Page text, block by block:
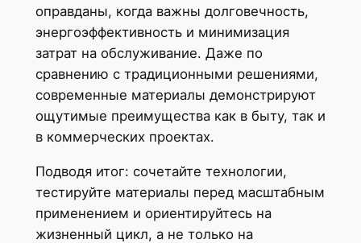
оправданы, когда важны долговечность,
энергоэффективность и минимизация
затрат на обслуживание. Даже по
сравнению с традиционными решениями,
современные материалы демонстрируют
ощутимые преимущества как в быту, так и
в коммерческих проектах.
Подводя итог: сочетайте технологии,
тестируйте материалы перед масштабным
применением и ориентируйтесь на
жизненный цикл, а не только на